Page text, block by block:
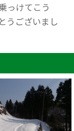
っけてこう
うございまし